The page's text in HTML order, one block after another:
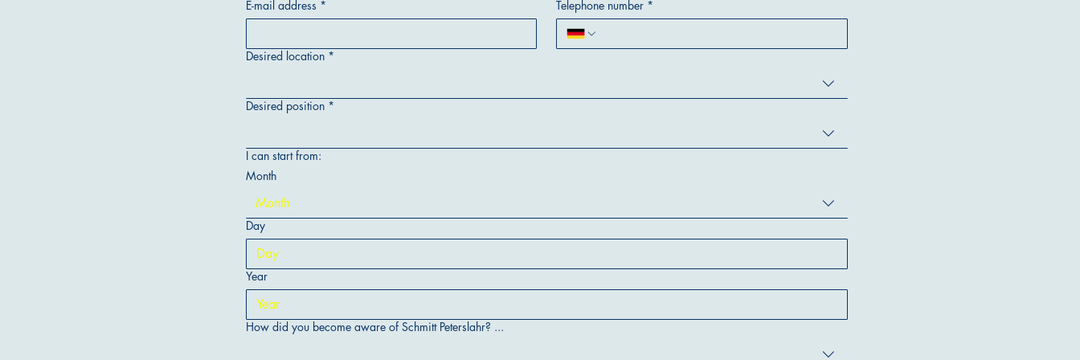
E-mail address * Telephone number *
Desired location *
Desired position *
I can start from:
Month
Month
Day
Year
How did you become aware of Schmitt Peterslahr? ...